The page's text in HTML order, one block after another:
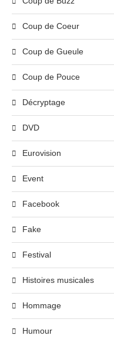
Coup de Coeur
Coup de Gueule
Coup de Pouce
Décryptage
DVD
Eurovision
Event
Facebook
Fake
Festival
Histoires musicales
Hommage
Humour